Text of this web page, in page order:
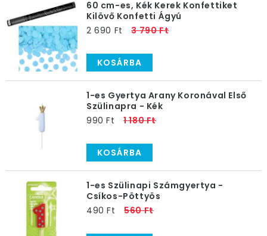
60 cm-es, Kék Kerek Konfettiket
Kilövő Konfetti Ágyú
2 690 Ft
3 790 Ft
KOSÁRBA
1-es Gyertya Arany Koronával Első
Szülinapra - Kék
990 Ft
1 180 Ft
KOSÁRBA
1-es Szülinapi Számgyertya -
Csíkos-Pöttyös
490 Ft
560 Ft